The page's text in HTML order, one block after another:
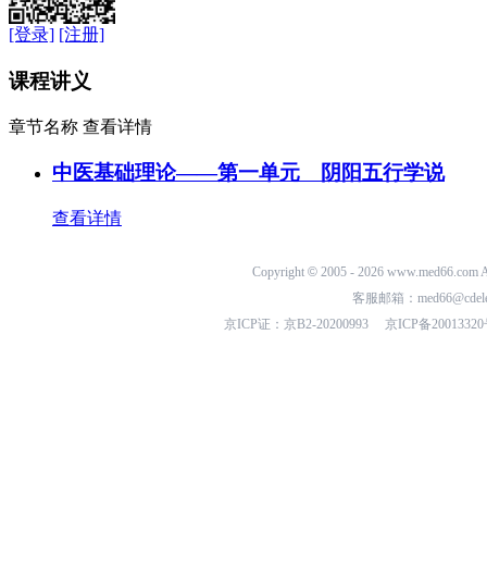
[登录] [注册]
课程讲义
章节名称 查看详情
中医基础理论——第一单元 阴阳五行学说
查看详情